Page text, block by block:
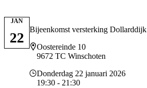
Bijeenkomst versterking Dollarddijk
Locatie
Oostereinde 10
9672 TC Winschoten
Datum en tijd
Donderdag 22 januari 2026
19:30 - 21:30
JAN
22